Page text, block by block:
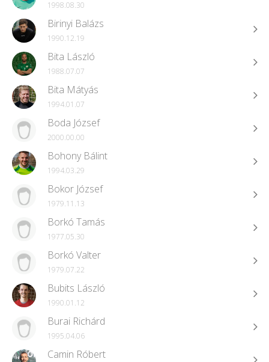
1998.08.30
Birinyi Balázs
1990.12.19
Bita László
1988.07.07
Bita Mátyás
1994.01.07
Boda József
2000.00.00
Bohony Bálint
1994.03.29
Bokor József
1979.11.13
Borkó Tamás
1977.05.30
Borkó Valter
1979.07.22
Bubits László
1990.01.12
Burai Richárd
1995.04.06
Camin Róbert